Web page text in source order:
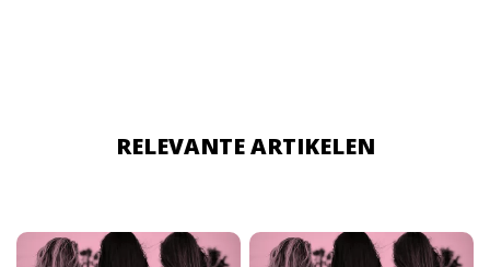
RELEVANTE ARTIKELEN